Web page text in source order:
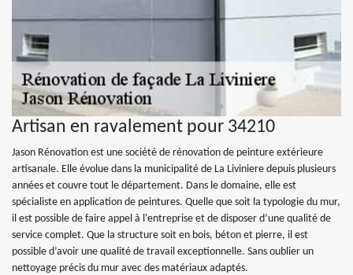
Artisan en ravalement pour 34210
Jason Rénovation est une société de rénovation de peinture extérieure
artisanale. Elle évolue dans la municipalité de La Liviniere depuis plusieurs
années et couvre tout le département. Dans le domaine, elle est
spécialiste en application de peintures. Quelle que soit la typologie du mur,
il est possible de faire appel à l'entreprise et de disposer d’une qualité de
service complet. Que la structure soit en bois, béton et pierre, il est
possible d’avoir une qualité de travail exceptionnelle. Sans oublier un
nettoyage précis du mur avec des matériaux adaptés.